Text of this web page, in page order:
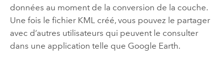
données au moment de la conversion de la couche.
Une fois le fichier KML créé, vous pouvez le partager
avec d’autres utilisateurs qui peuvent le consulter
dans une application telle que Google Earth.